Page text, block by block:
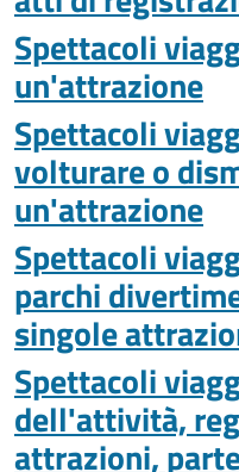
Spettacoli
un'attrazione
Spettacoli
volturare o
un'attrazione
Spettacoli
parchi
singole
Spettacoli
dell'attività,
attrazioni,